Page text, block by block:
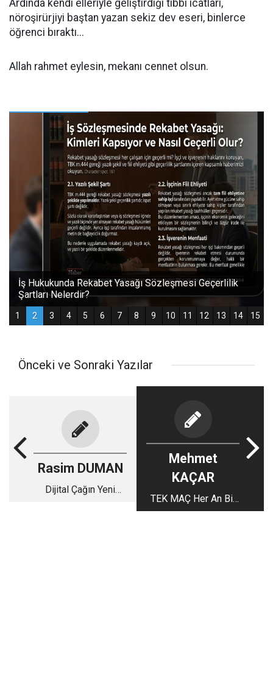
Ardında kendi elleriyle geliştirdiği tıbbi icatları,
nöroşirürjiyi baştan yazan sekiz dev eseri, binlerce
öğrenci bıraktı...
Allah rahmet eylesin, mekanı cennet olsun.
Önceki ve Sonraki Yazılar
Rasim DUMAN
Dijital Çağın Yeni
Mehmet
KAÇAR
TEK MAÇ Her An Bir
Skor Belli Oluyor